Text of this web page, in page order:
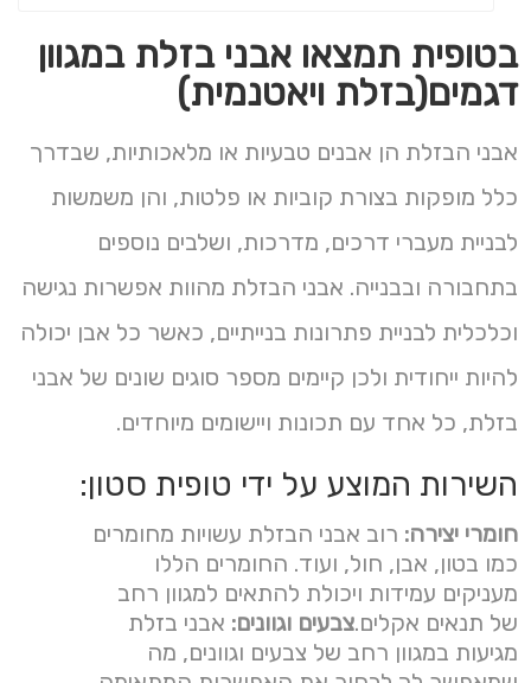
בטופית תמצאו אבני בזלת במגוון
דגמים(בזלת ויאטנמית)
אבני הבזלת הן אבנים טבעיות או מלאכותיות, שבדרך
כלל מופקות בצורת קוביות או פלטות, והן משמשות
לבניית מעברי דרכים, מדרכות, ושלבים נוספים
בתחבורה ובבנייה. אבני הבזלת מהוות אפשרות נגישה
וכלכלית לבניית פתרונות בנייתיים, כאשר כל אבן יכולה
להיות ייחודית ולכן קיימים מספר סוגים שונים של אבני
בזלת, כל אחד עם תכונות ויישומים מיוחדים.
השירות המוצע על ידי טופית סטון:
חומרי יצירה: רוב אבני הבזלת עשויות מחומרים
כמו בטון, אבן, חול, ועוד. החומרים הללו
מעניקים עמידות ויכולת להתאים למגוון רחב
של תנאים אקלים.צבעים וגוונים: אבני בזלת
מגיעות במגוון רחב של צבעים וגוונים, מה